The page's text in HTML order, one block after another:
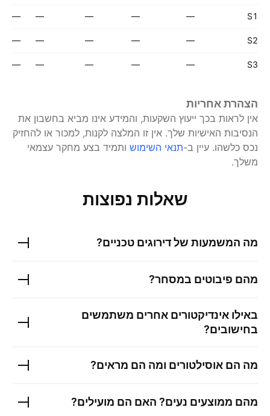
S1
—
—
—
—
—
S2
—
—
—
—
—
S3
—
—
—
—
—
הצהרת אחריות
אין לראות בכך ייעוץ השקעות, והמידע אינו מביא בחשבון את
הנסיבות האישיות שלך. אין זו המלצה לקנות, למכור או להחזיק
נכס כלשהו. עיין ב-תנאי השימוש ותמיד בצע מחקר עצמאי
משלך.
שאלות נפוצות
מה המשמעות של דירוגים טכניים?
מהם פיבוטים במסחר?
באילו אינדיקטורים אחרים משתמשים
בחישובים?
מה הם אוסילטורים ומה הם מראים?
מהם ממוצעים נעים? האם הם מועילים?